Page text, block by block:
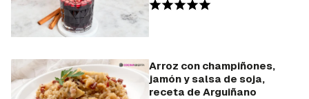
Arroz con champiñones,
jamón y salsa de soja,
receta de Arguiñano